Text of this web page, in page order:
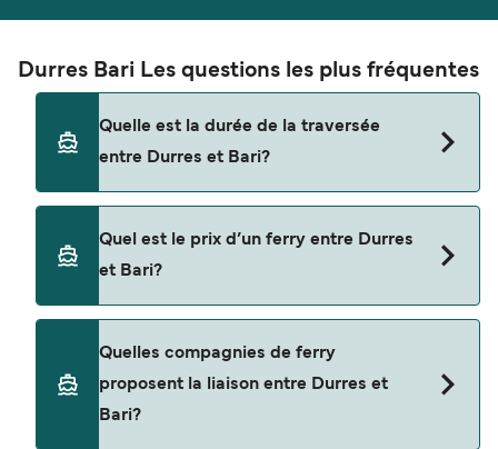
Durres Bari Les questions les plus fréquentes
Quelle est la durée de la traversée
entre Durres et Bari?
d'environ 10 heures. La durée des traversées peut
conseillons donc de vérifier ce qu'il en est, pour le
Quel est le prix d’un ferry entre Durres
et Bari?
Durres à Bari est de $474. Prix hors frais de
réservation.
Quelles compagnies de ferry
proposent la liaison entre Durres et
Bari?